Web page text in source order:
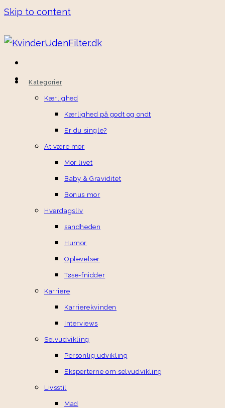
Skip to content
Kategorier
Kærlighed
Kærlighed på godt og ondt
Er du single?
At være mor
Mor livet
Baby & Graviditet
Bonus mor
Hverdagsliv
sandheden
Humor
Oplevelser
Tøse-fnidder
Karriere
Karrierekvinden
Interviews
Selvudvikling
Personlig udvikling
Eksperterne om selvudvikling
Livsstil
Mad